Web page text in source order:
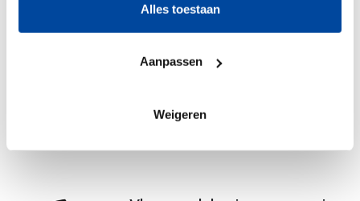
Informatie verzamelen over uw geografische
locatie, die tot een paar meter nauwkeurig kan zijn
scannen op specifieke eigenschappen (fingerprinting)
verwerkt en stel uw voorkeuren in het
intrekken in de Cookieverklaring.
Alles toestaan
Aanpassen
Weigeren